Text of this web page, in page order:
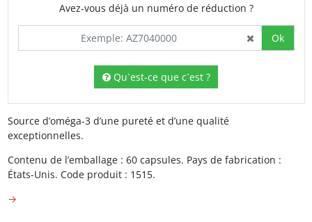
Avez-vous déjà un numéro de réduction ?
Ok
Qu`est-ce que c`est ?
Source d’oméga-3 d’une pureté et d’une qualité
exceptionnelles.
Contenu de l’emballage : 60 capsules. Pays de fabrication :
États-Unis. Code produit : 1515.
→